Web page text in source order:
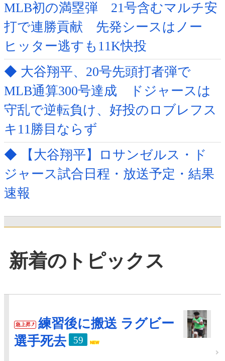
MLB初の満塁弾 21号含むマルチ安
打で連勝貢献 先発シースはノー
ヒッター逃すも11K快投
◆ 大谷翔平、20号先頭打者弾で
MLB通算300号達成 ドジャースは
守乱で逆転負け、好投のロブレフス
キ11勝目ならず
◆ 【大谷翔平】ロサンゼルス・ド
ジャース試合日程・放送予定・結果
速報
新着のトピックス
急上昇
練習後に搬送 ラグビー
選手死去
59